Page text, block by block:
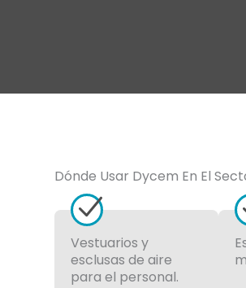
Dónde Usar Dycem En El
Vestuarios y
esclusas de aire
para el personal.